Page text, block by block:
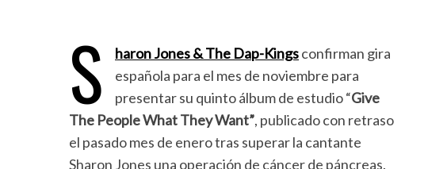
S haron Jones & The Dap-Kingsconfirman gira
española para el mes de noviembre para
presentar su quinto álbum de estudio “Give
The People What They Want”, publicado con retraso
el pasado mes de enero tras superar la cantante
Sharon Jones una operación de cáncer de páncreas.